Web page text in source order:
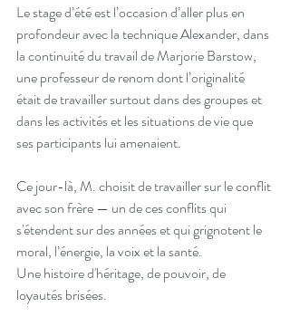
Le stage d’été est l’occasion d’aller plus en
profondeur avec la technique Alexander, dans
la continuité du travail de Marjorie Barstow,
une professeur de renom dont l’originalité
était de travailler surtout dans des groupes et
dans les activités et les situations de vie que
ses participants lui amenaient.
Ce jour-là, M. choisit de travailler sur le conflit
avec son frère — un de ces conflits qui
s'étendent sur des années et qui grignotent le
moral, l’énergie, la voix et la santé.
Une histoire d'héritage, de pouvoir, de
loyautés brisées.